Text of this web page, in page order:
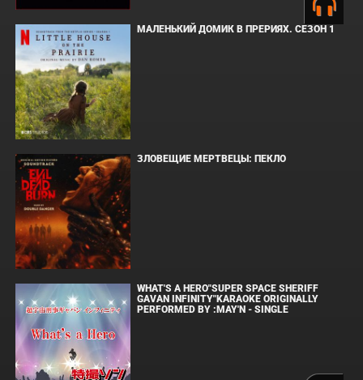
МАЛЕНЬКИЙ ДОМИК В ПРЕРИЯХ. СЕЗОН 1
ЗЛОВЕЩИЕ МЕРТВЕЦЫ: ПЕКЛО
WHAT'S A HERO"SUPER SPACE SHERIFF
GAVAN INFINITY"KARAOKE ORIGINALLY
PERFORMED BY :MAY'N - SINGLE